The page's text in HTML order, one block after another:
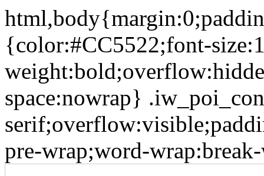
{color:#CC5522;font-
space:nowrap}
pre-wrap;word-